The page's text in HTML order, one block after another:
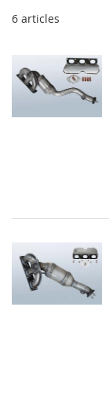
6 articles